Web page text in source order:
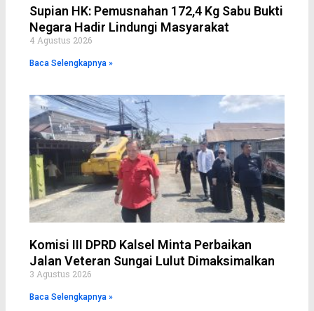
Supian HK: Pemusnahan 172,4 Kg Sabu Bukti
Negara Hadir Lindungi Masyarakat
4 Agustus 2026
Baca Selengkapnya »
Komisi III DPRD Kalsel Minta Perbaikan
Jalan Veteran Sungai Lulut Dimaksimalkan
3 Agustus 2026
Baca Selengkapnya »